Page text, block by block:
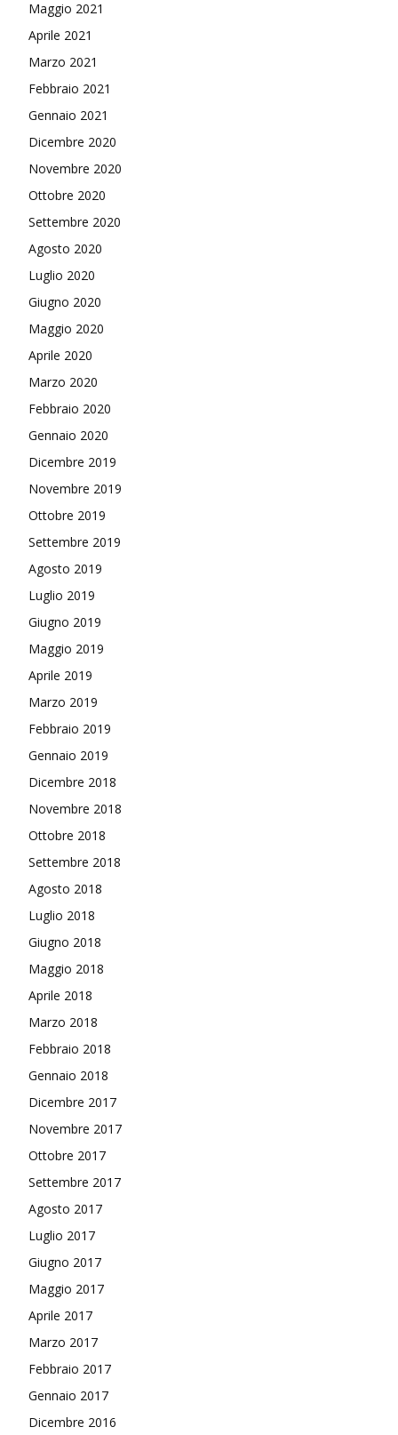
Maggio 2021
Aprile 2021
Marzo 2021
Febbraio 2021
Gennaio 2021
Dicembre 2020
Novembre 2020
Ottobre 2020
Settembre 2020
Agosto 2020
Luglio 2020
Giugno 2020
Maggio 2020
Aprile 2020
Marzo 2020
Febbraio 2020
Gennaio 2020
Dicembre 2019
Novembre 2019
Ottobre 2019
Settembre 2019
Agosto 2019
Luglio 2019
Giugno 2019
Maggio 2019
Aprile 2019
Marzo 2019
Febbraio 2019
Gennaio 2019
Dicembre 2018
Novembre 2018
Ottobre 2018
Settembre 2018
Agosto 2018
Luglio 2018
Giugno 2018
Maggio 2018
Aprile 2018
Marzo 2018
Febbraio 2018
Gennaio 2018
Dicembre 2017
Novembre 2017
Ottobre 2017
Settembre 2017
Agosto 2017
Luglio 2017
Giugno 2017
Maggio 2017
Aprile 2017
Marzo 2017
Febbraio 2017
Gennaio 2017
Dicembre 2016